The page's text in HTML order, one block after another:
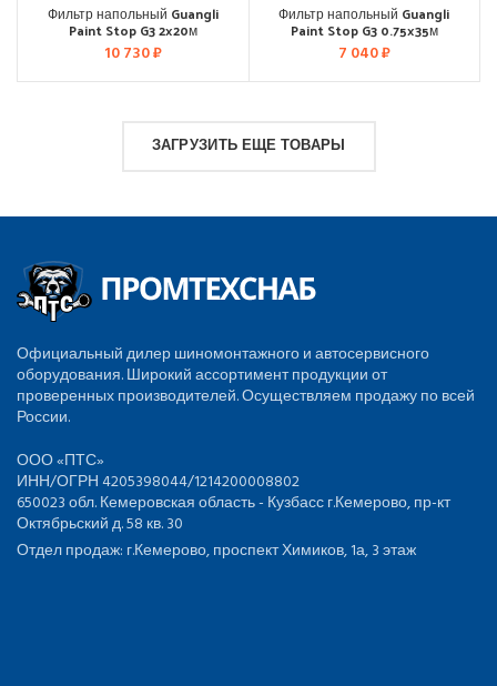
Фильтр напольный Guangli
Paint Stop G3 2×20м
10 730₽
Фильтр напольный Guangli
Paint Stop G3 0.75×35м
7 040₽
ЗАГРУЗИТЬ ЕЩЕ ТОВАРЫ
Официальный дилер шиномонтажного и автосервисного
оборудования. Широкий ассортимент продукции от
проверенных производителей. Осуществляем продажу по всей
России.
ООО «ПТС»
ИНН/ОГРН 4205398044/1214200008802
650023 обл. Кемеровская область - Кузбасс г.Кемерово, пр-кт
Октябрьский д. 58 кв. 30
Отдел продаж: г.Кемерово, проспект Химиков, 1а, 3 этаж